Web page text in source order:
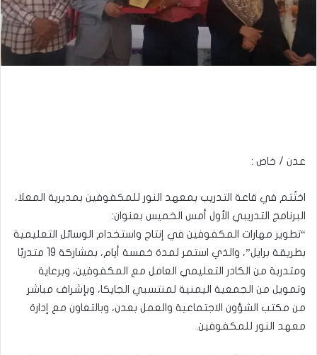
عدن / خاص :
اختُتم في قاعة التدريب بمعهد النور للمكفوفين بمديرية المعلا،
البرنامج التدريبي الأول أمس الخميس بعنوان:
“تطوير مهارات المكفوفين في إنتاج واستخدام الوسائل التعليمية
بطريقة برايل”، والذي استمر لمدة خمسة أيام، بمشاركة 19 متدربًا
ومتدربة من الكادر التعليمي العامل مع المكفوفين، وبرعاية
وتمويل من الجمعية اليمنية لمنتسبي الجايكا، وبإشراف مباشر
من مكتب الشؤون الاجتماعية والعمل بعدن، وبالتعاون مع إدارة
معهد النور للمكفوفين.